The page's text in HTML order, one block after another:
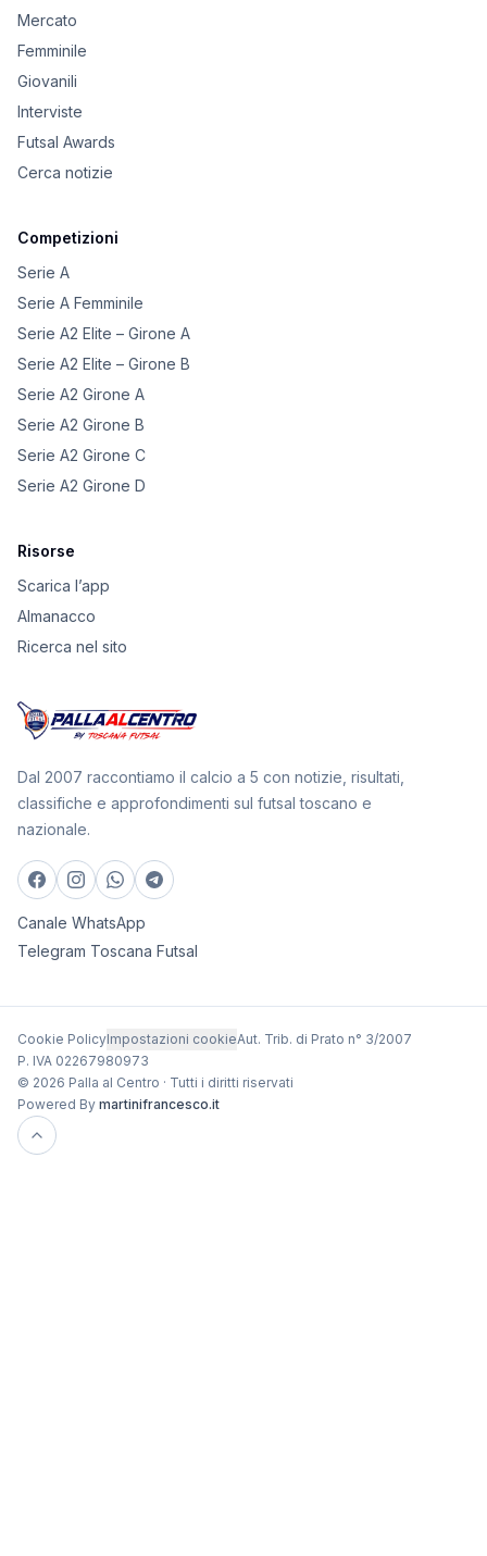
Mercato
Femminile
Giovanili
Interviste
Futsal Awards
Cerca notizie
Competizioni
Serie A
Serie A Femminile
Serie A2 Elite – Girone A
Serie A2 Elite – Girone B
Serie A2 Girone A
Serie A2 Girone B
Serie A2 Girone C
Serie A2 Girone D
Risorse
Scarica l’app
Almanacco
Ricerca nel sito
Dal 2007 raccontiamo il calcio a 5 con notizie, risultati,
classifiche e approfondimenti sul futsal toscano e
nazionale.
Canale WhatsApp
Telegram Toscana Futsal
Cookie PolicyImpostazioni cookieAut. Trib. di Prato n° 3/2007
P. IVA 02267980973
© 2026 Palla al Centro · Tutti i diritti riservati
Powered By martinifrancesco.it